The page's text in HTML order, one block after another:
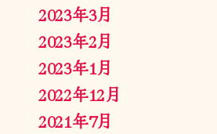
2023年3月
2023年2月
2023年1月
2022年12月
2021年7月